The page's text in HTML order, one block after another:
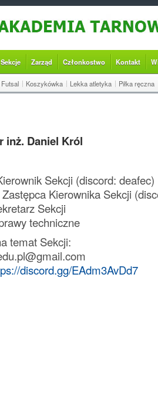
Sekcje Zarząd Członkostwo Kontakt
Futsal Koszykówka Lekka atletyka Piłka ręczna
inż. Daniel Król
Sekcji (discord: deafec)
Kierownika Sekcji
Sekcji
techniczne
temat Sekcji:
discord.gg/EAdm3AvDd7